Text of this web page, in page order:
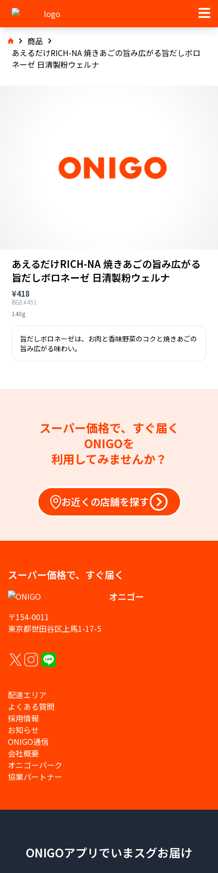
商品
あえるだけRICH-NA 焼きあごの旨み広がる旨だしボロ
ネーゼ 日清製粉ウェルナ
あえるだけRICH-NA 焼きあごの旨み広がる
旨だしボロネーゼ 日清製粉ウェルナ
¥418
税込¥451
140g
旨だしボロネーゼは、お肉と香味野菜のコクと焼きあごの
旨み広がる味わい。
スーパー価格で、すぐ届く
ONIGOを
利用してみませんか？
お近くの店舗を探す
スーパー価格で、すぐ届く
オニゴー
〒154-0011
東京都世田谷区上馬1-17-5
配達エリア
よくある質問
採用情報
お知らせ
ONIGO通信
会社概要
オニゴーパーク
協業パートナー
ONIGOアプリでいまスグお届け